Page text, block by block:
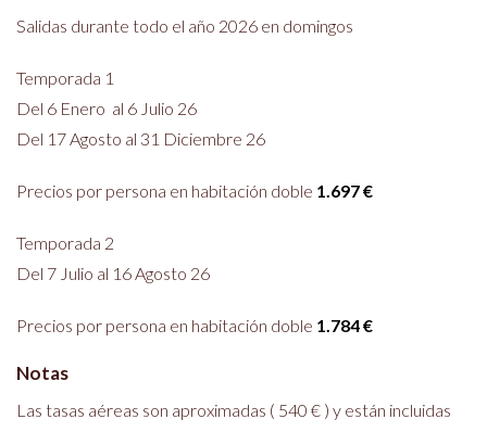
Salidas durante todo el año 2026 en domingos
Temporada 1
Del 6 Enero al 6 Julio 26
Del 17 Agosto al 31 Diciembre 26
Precios por persona en habitación doble 1.697 €
Temporada 2
Del 7 Julio al 16 Agosto 26
Precios por persona en habitación doble 1.784 €
Notas
Las tasas aéreas son aproximadas ( 540 € ) y están incluidas